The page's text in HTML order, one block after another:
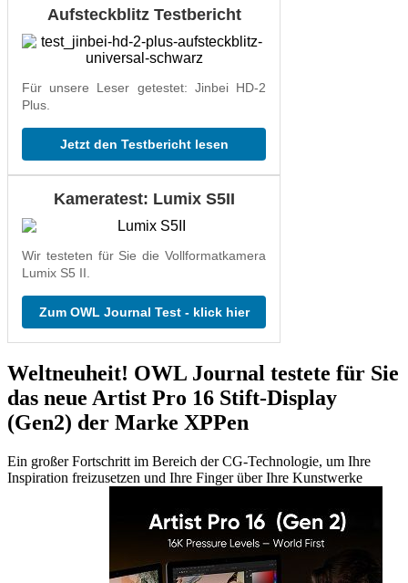
Aufsteckblitz Testbericht
Für unsere Leser getestet: Jinbei HD-2
Plus.
Jetzt den Testbericht lesen
Kameratest: Lumix S5II
Wir testeten für Sie die Vollformatkamera
Lumix S5 II.
Zum OWL Journal Test - klick hier
Weltneuheit! OWL Journal testete für Sie
das neue Artist Pro 16 Stift-Display
(Gen2) der Marke XPPen
Ein großer Fortschritt im Bereich der CG-Technologie, um Ihre
Inspiration freizusetzen und Ihre Finger über Ihre Kunstwerke